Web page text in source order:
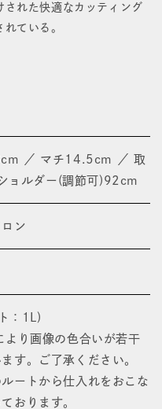
された快適なカッティング
ている。
／ マチ14.5cm ／ 取
ョルダー(調節可)92cm
ン
：1L)
り画像の色合いが若干
す。ご了承ください。
ートから仕入れをおこな
おります。